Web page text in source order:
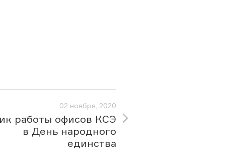
02 ноября, 2020
работы офисов КСЭ
в День народного
единства